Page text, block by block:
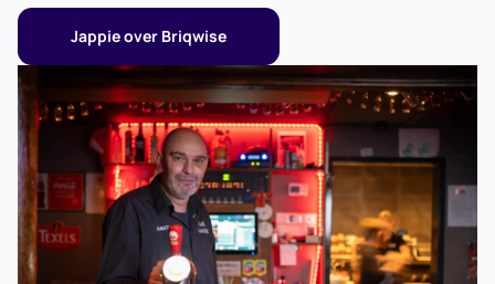
verwezenlijken.
Jappie over Briqwise